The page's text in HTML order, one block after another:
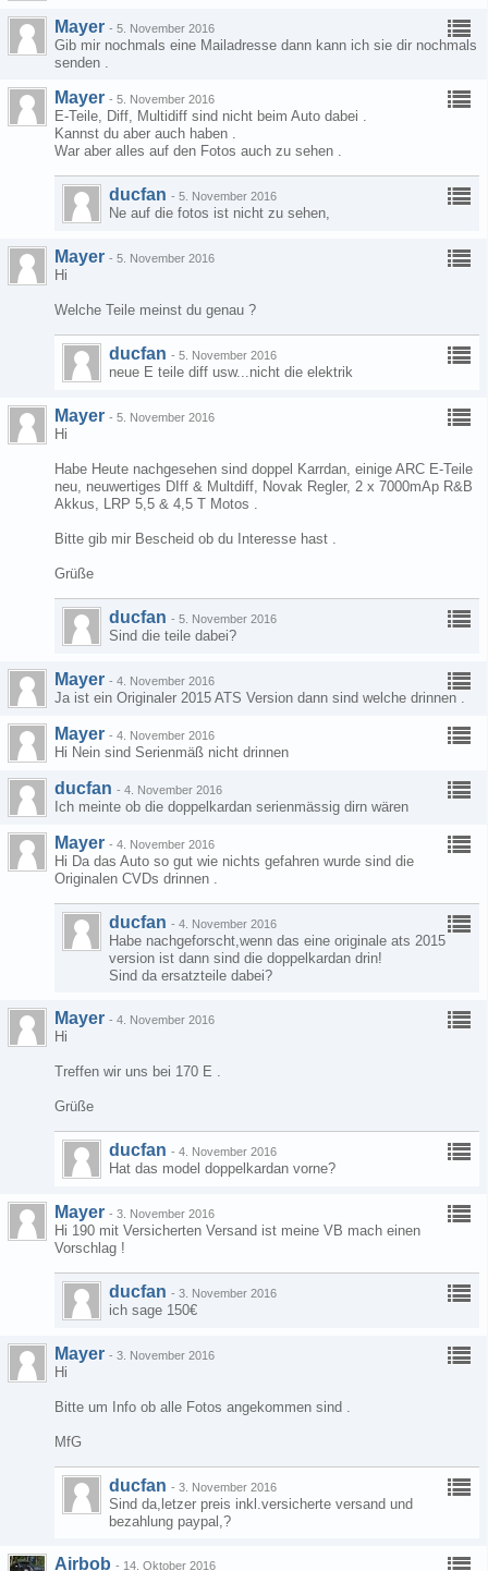
Mayer - 5. November 2016
Gib mir nochmals eine Mailadresse dann kann ich sie dir nochmals
senden .
Mayer - 5. November 2016
E-Teile, Diff, Multidiff sind nicht beim Auto dabei .
Kannst du aber auch haben .
War aber alles auf den Fotos auch zu sehen .
ducfan - 5. November 2016
Ne auf die fotos ist nicht zu sehen,
Mayer - 5. November 2016
Hi
Welche Teile meinst du genau ?
ducfan - 5. November 2016
neue E teile diff usw...nicht die elektrik
Mayer - 5. November 2016
Hi
Habe Heute nachgesehen sind doppel Karrdan, einige ARC E-Teile
neu, neuwertiges DIff & Multdiff, Novak Regler, 2 x 7000mAp R&B
Akkus, LRP 5,5 & 4,5 T Motos .
Bitte gib mir Bescheid ob du Interesse hast .
Grüße
ducfan - 5. November 2016
Sind die teile dabei?
Mayer - 4. November 2016
Ja ist ein Originaler 2015 ATS Version dann sind welche drinnen .
Mayer - 4. November 2016
Hi Nein sind Serienmäß nicht drinnen
ducfan - 4. November 2016
Ich meinte ob die doppelkardan serienmässig dirn wären
Mayer - 4. November 2016
Hi Da das Auto so gut wie nichts gefahren wurde sind die
Originalen CVDs drinnen .
ducfan - 4. November 2016
Habe nachgeforscht,wenn das eine originale ats 2015
version ist dann sind die doppelkardan drin!
Sind da ersatzteile dabei?
Mayer - 4. November 2016
Hi
Treffen wir uns bei 170 E .
Grüße
ducfan - 4. November 2016
Hat das model doppelkardan vorne?
Mayer - 3. November 2016
Hi 190 mit Versicherten Versand ist meine VB mach einen
Vorschlag !
ducfan - 3. November 2016
ich sage 150€
Mayer - 3. November 2016
Hi
Bitte um Info ob alle Fotos angekommen sind .
MfG
ducfan - 3. November 2016
Sind da,letzer preis inkl.versicherte versand und
bezahlung paypal,?
Airbob - 14. Oktober 2016